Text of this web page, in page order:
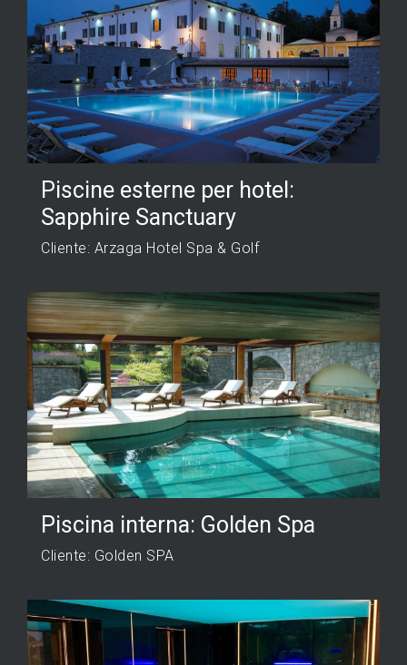
Piscine esterne per hotel:
Sapphire Sanctuary
Cliente: Arzaga Hotel Spa & Golf
Piscina interna: Golden Spa
Cliente: Golden SPA